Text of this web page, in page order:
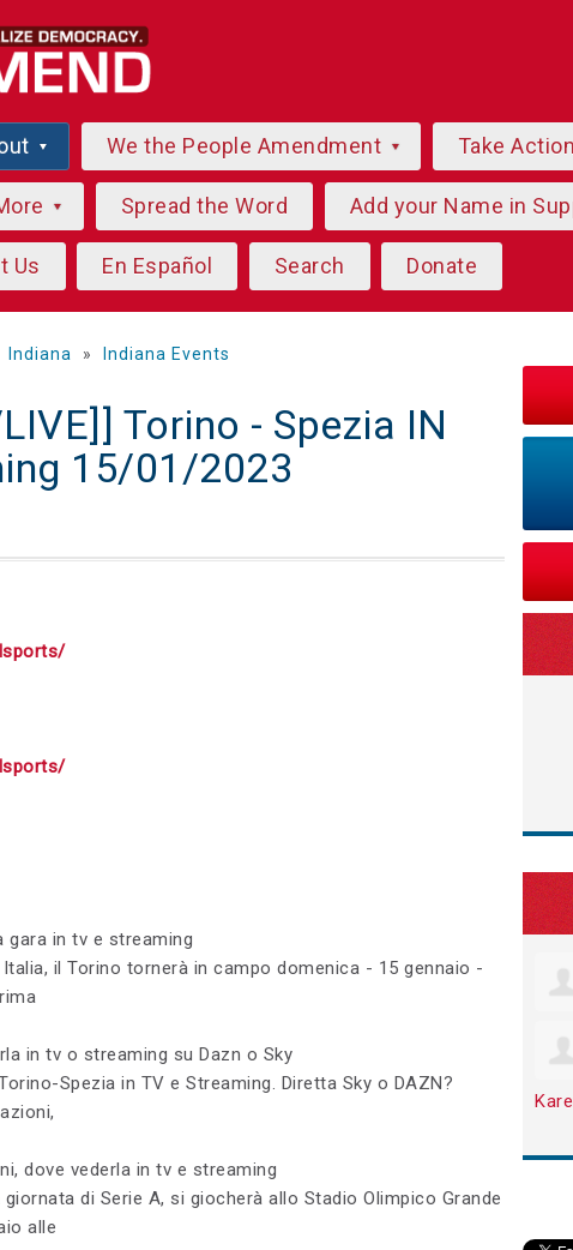
We the People Amendment Take
Spread the Word Add your Name in
Us En Español Search Donate
Indiana » Indiana Events
Torino - Spezia IN
15/01/2023
gara in tv e streaming
il Torino tornerà in campo domenica - 15 gennaio -
in tv o streaming su Dazn o Sky
Spezia in TV e Streaming. Diretta Sky o DAZN?
dove vederla in tv e streaming
di Serie A, si giocherà allo Stadio Olimpico Grande
alle